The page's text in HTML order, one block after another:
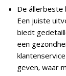
De állerbeste
Een juiste
biedt
een
geven, waar